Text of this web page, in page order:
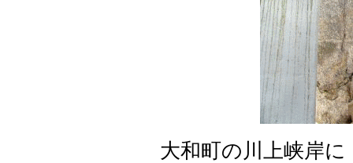
大和町の川上峡岸に